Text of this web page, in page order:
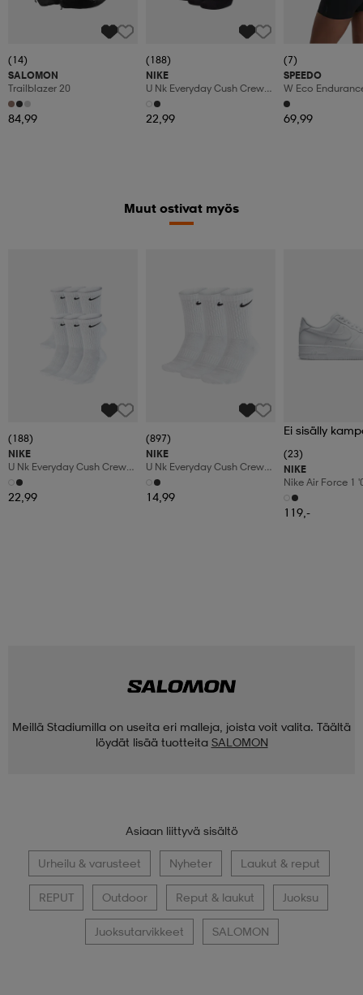
(14)
SALOMON
Trailblazer 20
84,99
(188)
NIKE
U Nk Everyday Cush Crew
6pr-Bd
22,99
(7)
SPEEDO
W Eco
69,99
Muut ostivat myös
(188)
NIKE
U Nk Everyday Cush Crew
6pr-Bd
22,99
(897)
NIKE
U Nk Everyday Cush Crew
3pr
14,99
Ei sisälly
(23)
NIKE
Nike Air Force 1
Shoes
119,-
Meillä Stadiumilla on useita eri malleja, joista voit valita. Täältä
löydät lisää tuotteita SALOMON
Asiaan liittyvä sisältö
Urheilu & varusteet Nyheter Laukut & reput
REPUT Outdoor Reput & laukut Juoksu
Juoksutarvikkeet SALOMON